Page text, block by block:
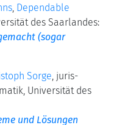
Dependable
des Saarlandes:
(sogar
Sorge , juris-
Universität des
und Lösungen